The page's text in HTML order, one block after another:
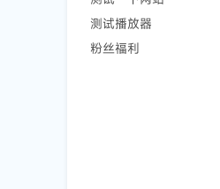
测试播放器
粉丝福利